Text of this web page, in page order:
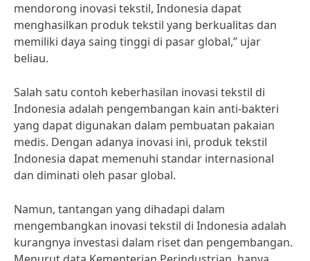
mendorong inovasi tekstil, Indonesia dapat
menghasilkan produk tekstil yang berkualitas dan
memiliki daya saing tinggi di pasar global,” ujar
beliau.
Salah satu contoh keberhasilan inovasi tekstil di
Indonesia adalah pengembangan kain anti-bakteri
yang dapat digunakan dalam pembuatan pakaian
medis. Dengan adanya inovasi ini, produk tekstil
Indonesia dapat memenuhi standar internasional
dan diminati oleh pasar global.
Namun, tantangan yang dihadapi dalam
mengembangkan inovasi tekstil di Indonesia adalah
kurangnya investasi dalam riset dan pengembangan.